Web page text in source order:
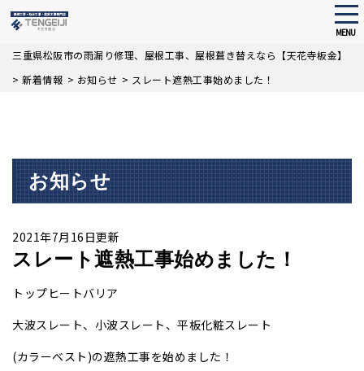
Skip
main
MENU
三重県松阪市の雨漏り修理、屋根工事、屋根葺き替えなら【天花寺板金】
> 新着情報 > お知らせ > スレート遮熱工事始めました！
お知らせ
2021年7月16日更新
スレート遮熱工事始めました！
トップヒートバリア
大波スレート、小波スレート、平板化粧スレート
(カラーベスト)の遮熱工事を始めました！